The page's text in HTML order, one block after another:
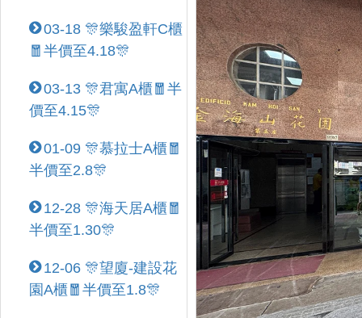
03-18 🎊樂駿盈軒C櫃
🧧半價至4.18🎊
03-13 🎊君寓A櫃🧧半
價至4.15🎊
01-09 🎊慕拉士A櫃🧧
半價至2.8🎊
12-28 🎊海天居A櫃🧧
半價至1.30🎊
12-06 🎊望廈-建設花
園A櫃🧧半價至1.8🎊